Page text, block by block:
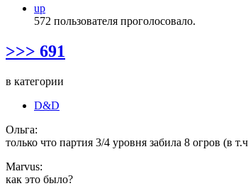
up
572 пользователя проголосовало.
>>> 691
в категории
D&D
Ольга:
только что партия 3/4 уровня забила 8 огров (в
Marvus:
как это было?